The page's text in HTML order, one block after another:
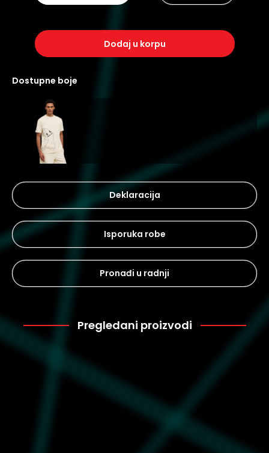
dodaj u korpu
dostupne boje
Deklaracija
Isporuka robe
Pronađi u radnji
Pregledani proizvodi